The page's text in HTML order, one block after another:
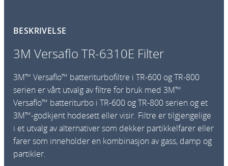
o
R
6
3
1
0
E
F
i
BESKRIVELSE
3M Versaflo TR-6310E Filter
3M™ Versaflo™ batteriturbofiltre i TR-600 og TR-800
serien er vårt utvalg av filtre for bruk med 3M™
Versaflo™ batteriturbo i TR-600 og TR-800 serien og et
3M™-godkjent hodesett eller visir. Filtre er tilgjengelige
i et utvalg av alternativer som dekker partikkelfarer eller
farer som inneholder en kombinasjon av gass, damp og
partikler.